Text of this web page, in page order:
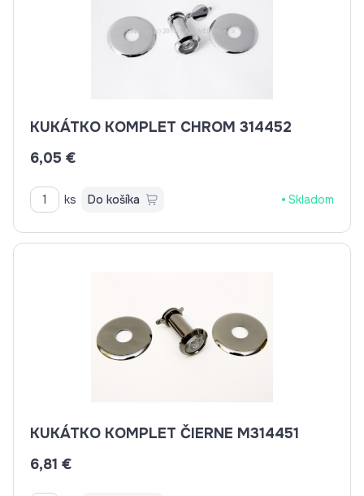
KUKÁTKO KOMPLET CHROM 314452
6,05 €
ks Do košíka Skladom
KUKÁTKO KOMPLET ČIERNE M314451
6,81 €